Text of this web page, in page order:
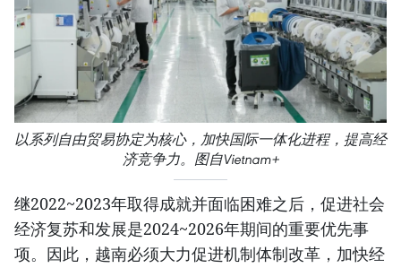
以系列自由贸易协定为核心，加快国际一体化进程，提高经
济竞争力。图自Vietnam+
继2022~2023年取得成就并面临困难之后，促进社会
经济复苏和发展是2024~2026年期间的重要优先事
项。因此，越南必须大力促进机制体制改革，加快经